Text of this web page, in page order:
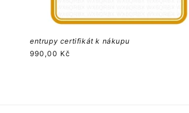
entrupy certifikát k nákupu
Běžná
990,00 Kč